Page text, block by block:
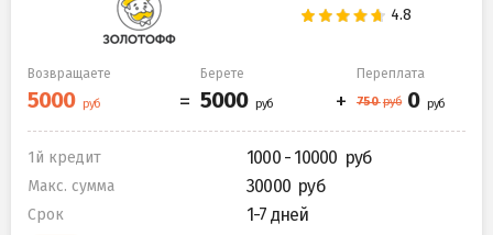
Возвращаете Берете Переплата
1й кредит 1000 - 10000
Макс. сумма 30000
Срок 1-7 дней